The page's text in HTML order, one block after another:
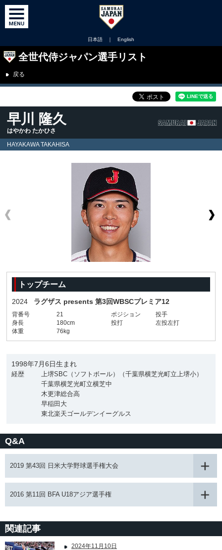
日本語 ｜ English
全世代侍ジャパン選手リスト
戻る
早川 隆久
はやかわ たかひさ
HAYAKAWA TAKAHISA
トップチーム
2024 ラグザス presents 第3回WBSCプレミア12
背番号 21 ポジション
投手
身長
180cm 投打
左投左打
体重
76kg
1998年7月6日生まれ
経歴
上堺SBC（ソフトボール）（千葉県横芝光町立上堺小）
千葉県横芝光町立横芝中
木更津総合高
早稲田大
東北楽天ゴールデンイーグルス
Q&A
2019 第43回 日米大学野球選手権大会
2016 第11回 BFA U18アジア選手権
関連記事
2024年11月10日